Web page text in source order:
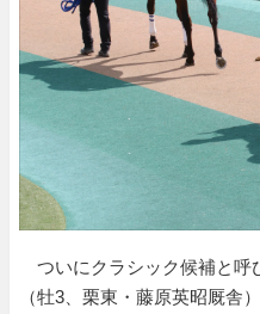
ついにクラシック候補と呼
（牡3、栗東・藤原英昭厩舎